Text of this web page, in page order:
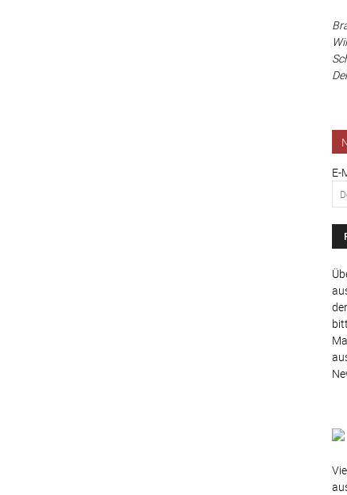
E-